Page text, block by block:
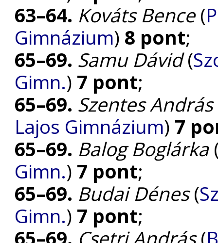
63–64. Kováts Bence(
Gimnázium) 8 pont;
65–69. Samu Dávid(
Gimn.) 7 pont;
65–69. Szentes András
Lajos Gimnázium) 7
65–69. Balog Boglárka
Gimn.) 7 pont;
65–69. Budai Dénes(
Gimn.) 7 pont;